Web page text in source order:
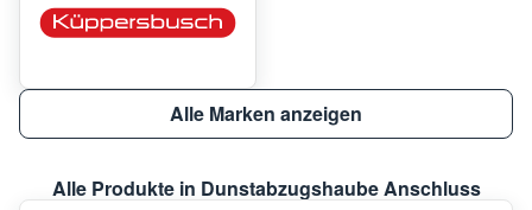
Alle Marken anzeigen
Alle Produkte in Dunstabzugshaube Anschluss